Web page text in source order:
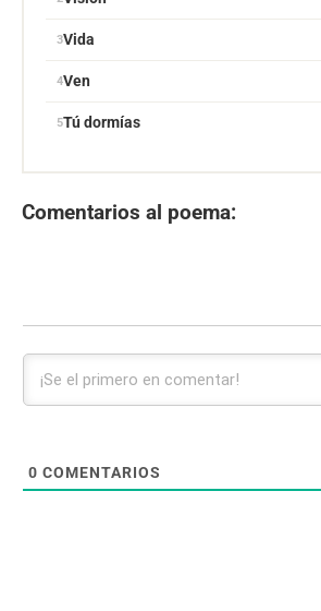
Vida
Ven
Tú dormías
Comentarios al poema:
0 COMENTARIOS